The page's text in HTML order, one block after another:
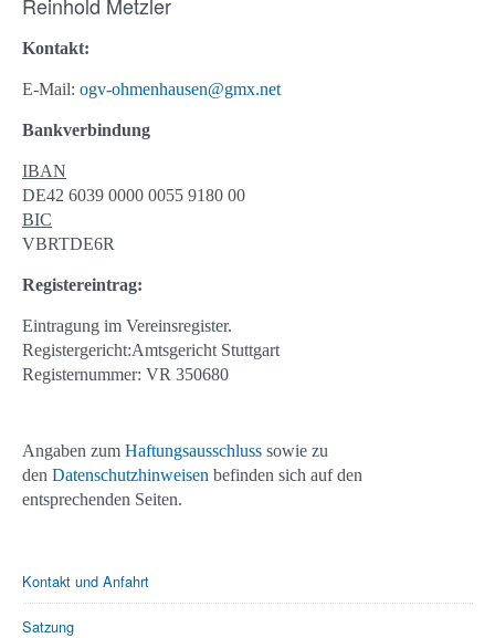
Kontakt:
E-Mail: ogv-ohmenhausen@gmx.net
Bankverbindung
IBAN
DE42 6039 0000 0055 9180 00
BIC
VBRTDE6R
Registereintrag:
Eintragung im Vereinsregister.
Registergericht:Amtsgericht Stuttgart
Registernummer: VR 350680
Angaben zum Haftungsausschluss sowie zu
den Datenschutzhinweisen befinden sich auf den
entsprechenden Seiten.
Kontakt und Anfahrt
Satzung